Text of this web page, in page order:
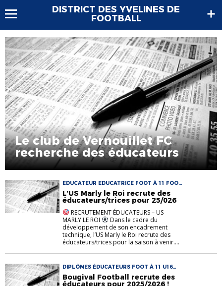
DISTRICT DES YVELINES DE
FOOTBALL
Le club de Vernouillet FC
recherche des éducateurs
EDUCATEUR EDUCATRICE FOOT À 11 FOOT
ANIMATION
L’US Marly le Roi recrute des
éducateurs/trices pour 25/026
RECRUTEMENT ÉDUCATEURS – US
MARLY LE ROI
Dans le cadre du
développement de son encadrement
technique, l’US Marly le Roi recrute des
éducateurs/trices pour la saison à venir....
DIPLÔMES ÉDUCATEURS FOOT À 11 U16
U17 U18
Bougival Football recrute des
éducateurs pour 2025/2026 !